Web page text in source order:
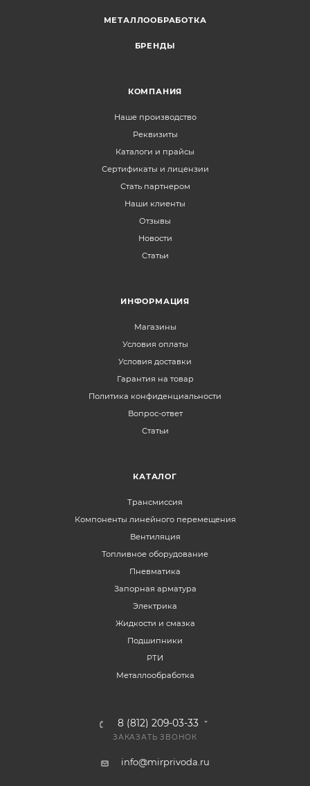
МЕТАЛЛООБРАБОТКА
БРЕНДЫ
КОМПАНИЯ
Наше производство
Реквизиты
Каталоги и прайсы
Сертификаты и лицензии
Стать партнером
Наши клиенты
Отзывы
Новости
Статьи
ИНФОРМАЦИЯ
Магазины
Условия оплаты
Условия доставки
Гарантия на товар
Политика конфиденциальности
Вопрос-ответ
Статьи
КАТАЛОГ
Трансмиссия
Компоненты линейного перемещения
Вентиляция
Топливное оборудование
Пневматика
Запорная арматура
Электрика
Жидкости и смазка
Подшипники
РТИ
Металлообработка
8 (812) 209-03-33
ЗАКАЗАТЬ ЗВОНОК
info@mirprivoda.ru